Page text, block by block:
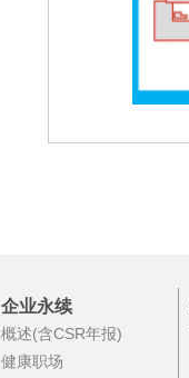
企业永续
概述(含CSR年报)
健康职场